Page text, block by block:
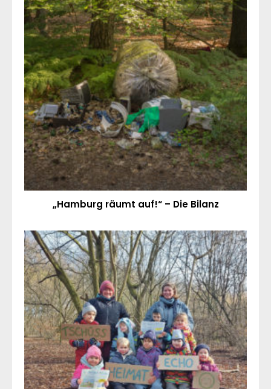
„Hamburg räumt auf!“ – Die Bilanz